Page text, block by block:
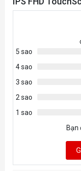
Bluetooth
5 sao
4 sao
3 sao
2 sao
1 sao
Bạn